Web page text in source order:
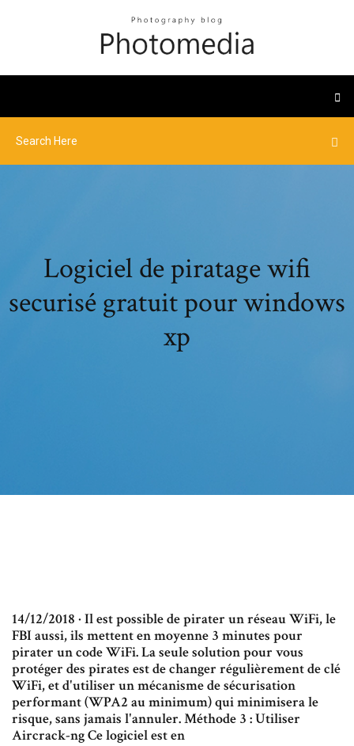
Logiciel de piratage wifi
securisé gratuit pour windows
xp
14/12/2018 · Il est possible de pirater un réseau WiFi, le
FBI aussi, ils mettent en moyenne 3 minutes pour
pirater un code WiFi. La seule solution pour vous
protéger des pirates est de changer régulièrement de clé
WiFi, et d'utiliser un mécanisme de sécurisation
performant (WPA2 au minimum) qui minimisera le
risque, sans jamais l'annuler. Méthode 3 : Utiliser
Aircrack-ng Ce logiciel est en